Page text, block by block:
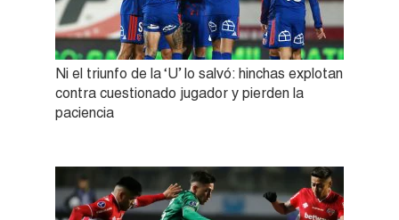
Ni el triunfo de la ‘U’ lo salvó: hinchas explotan
contra cuestionado jugador y pierden la
paciencia